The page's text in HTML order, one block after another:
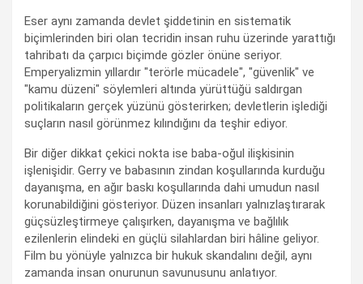
Eser aynı zamanda devlet şiddetinin en sistematik
biçimlerinden biri olan tecridin insan ruhu üzerinde yarattığı
tahribatı da çarpıcı biçimde gözler önüne seriyor.
Emperyalizmin yıllardır "terörle mücadele", "güvenlik" ve
"kamu düzeni" söylemleri altında yürüttüğü saldırgan
politikaların gerçek yüzünü gösterirken; devletlerin işlediği
suçların nasıl görünmez kılındığını da teşhir ediyor.
Bir diğer dikkat çekici nokta ise baba-oğul ilişkisinin
işlenişidir. Gerry ve babasının zindan koşullarında kurduğu
dayanışma, en ağır baskı koşullarında dahi umudun nasıl
korunabildiğini gösteriyor. Düzen insanları yalnızlaştırarak
güçsüzleştirmeye çalışırken, dayanışma ve bağlılık
ezilenlerin elindeki en güçlü silahlardan biri hâline geliyor.
Film bu yönüyle yalnızca bir hukuk skandalını değil, aynı
zamanda insan onurunun savunusunu anlatıyor.